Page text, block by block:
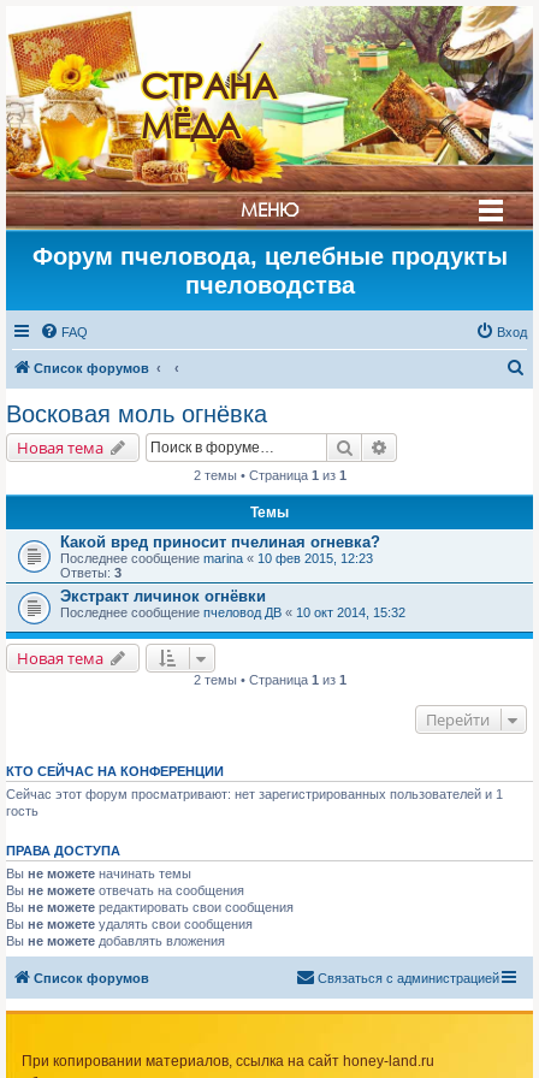
СТРАНА
МЁДА
МЕНЮ
Форум пчеловода, целебные продукты
пчеловодства
FAQ Вход
Список форумов
Восковая моль огнёвка
Новая тема Поиск
2 темы • Страница 1 из 1
Темы
Какой вред приносит пчелиная огневка?
Последнее сообщение marina « 10 фев 2015, 12:23
Ответы: 3
Экстракт личинок огнёвки
Последнее сообщение пчеловод ДВ « 10 окт 2014, 15:32
Новая тема
2 темы • Страница 1 из 1
Перейти
КТО СЕЙЧАС НА КОНФЕРЕНЦИИ
Сейчас этот форум просматривают: нет зарегистрированных пользователей и 1
гость
ПРАВА ДОСТУПА
Вы не можете начинать темы
Вы не можете отвечать на сообщения
Вы не можете редактировать свои сообщения
Вы не можете удалять свои сообщения
Вы не можете добавлять вложения
Список форумов Связаться с администрацией
При копировании материалов, ссылка на сайт honey-land.ru